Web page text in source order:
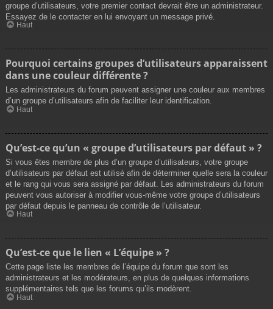
groupe d’utilisateurs, votre premier contact devrait être un administrateur.
Essayez de le contacter en lui envoyant un message privé.
Haut
Pourquoi certains groupes d’utilisateurs apparaissent
dans une couleur différente ?
Les administrateurs du forum peuvent assigner une couleur aux membres
d’un groupe d’utilisateurs afin de faciliter leur identification.
Haut
Qu’est-ce qu’un « groupe d’utilisateurs par défaut » ?
Si vous êtes membre de plus d’un groupe d’utilisateurs, votre groupe
d’utilisateurs par défaut est utilisé afin de déterminer quelle sera la couleur
et le rang qui vous sera assigné par défaut. Les administrateurs du forum
peuvent vous autoriser à modifier vous-même votre groupe d’utilisateurs
par défaut depuis le panneau de contrôle de l’utilisateur.
Haut
Qu’est-ce que le lien « L’équipe » ?
Cette page liste les membres de l’équipe du forum que sont les
administrateurs et les modérateurs, en plus de quelques informations
supplémentaires tels que les forums qu’ils modèrent.
Haut